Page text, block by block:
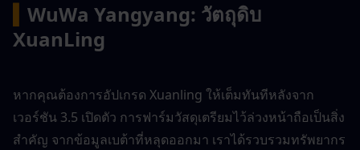
WuWa Yangyang: วัตถุดิบ
XuanLing
หากคุณต้องการอัปเกรด Xuanling ให้เต็มทันทีหลังจาก
เวอร์ชัน 3.5 เปิดตัว การฟาร์มวัสดุเตรียมไว้ล่วงหน้าถือเป็นสิ่ง
สำคัญ จากข้อมูลเบต้าที่หลุดออกมา เราได้รวบรวมทรัพยากร